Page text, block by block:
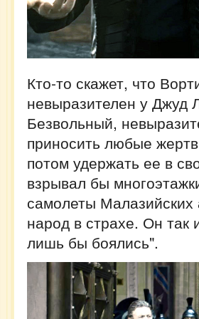
Кто-то скажет, что
невыразителен у Джуд
Безвольный,
приносить любые
потом удержать ее в
взрывал бы
самолеты
народ в страхе. Он так
лишь бы боялись".